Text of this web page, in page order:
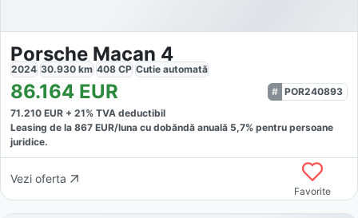
Porsche Macan 4
2024 30.930 km 408 CP Cutie automată
86.164 EUR
POR240893
71.210 EUR + 21% TVA deductibil
Leasing de la 867 EUR/luna cu dobăndă anuală 5,7% pentru persoane
juridice.
Vezi oferta
Favorite